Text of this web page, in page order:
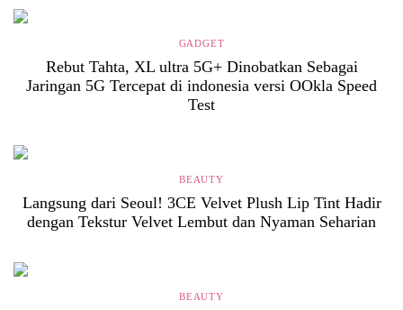
GADGET
Rebut Tahta, XL ultra 5G+ Dinobatkan Sebagai
Jaringan 5G Tercepat di indonesia versi OOkla Speed
Test
BEAUTY
Langsung dari Seoul! 3CE Velvet Plush Lip Tint Hadir
dengan Tekstur Velvet Lembut dan Nyaman Seharian
BEAUTY